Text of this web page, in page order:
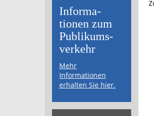
Informa­
tionen zum
Publikums­­
verkehr
Mehr
Informationen
erhalten Sie hier.